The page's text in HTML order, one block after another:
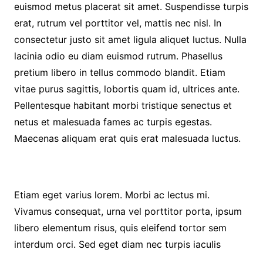
euismod metus placerat sit amet. Suspendisse turpis
erat, rutrum vel porttitor vel, mattis nec nisl. In
consectetur justo sit amet ligula aliquet luctus. Nulla
lacinia odio eu diam euismod rutrum. Phasellus
pretium libero in tellus commodo blandit. Etiam
vitae purus sagittis, lobortis quam id, ultrices ante.
Pellentesque habitant morbi tristique senectus et
netus et malesuada fames ac turpis egestas.
Maecenas aliquam erat quis erat malesuada luctus.
Etiam eget varius lorem. Morbi ac lectus mi.
Vivamus consequat, urna vel porttitor porta, ipsum
libero elementum risus, quis eleifend tortor sem
interdum orci. Sed eget diam nec turpis iaculis